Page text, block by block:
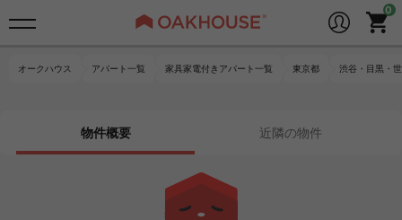
オークハウス アパート一覧 家具家電付きアパート一覧 東京都 渋谷・目黒・
物件概要 近隣の物件